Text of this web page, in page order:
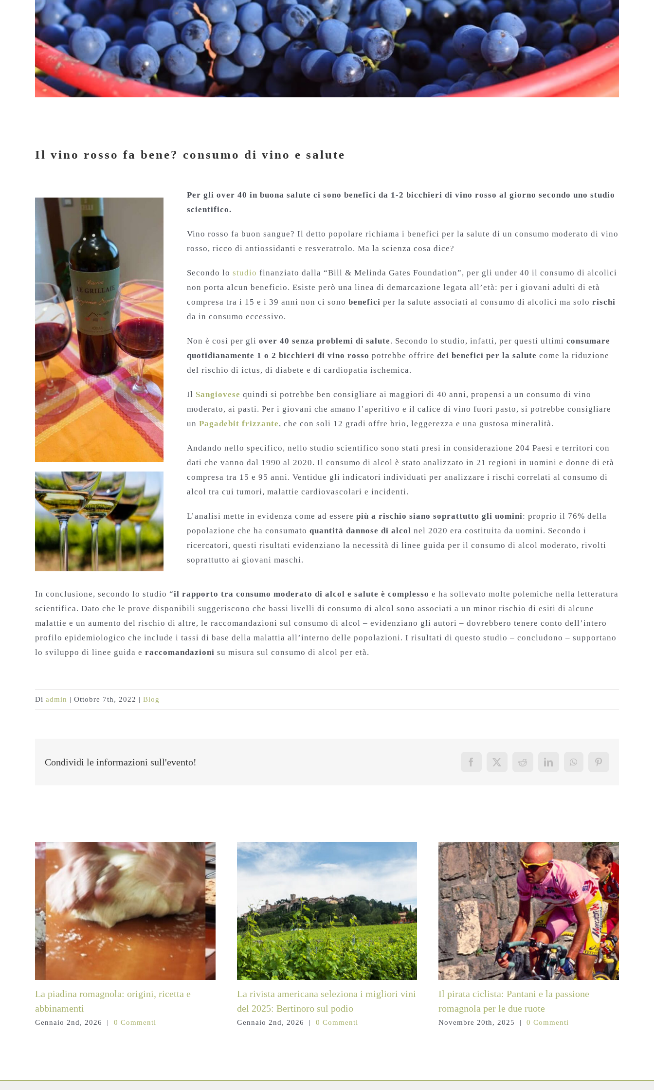
Il vino rosso fa bene? consumo di vino e salute
Per gli over 40 in buona salute ci sono benefici da 1-2 bicchieri di vino rosso al giorno secondo uno studio
scientifico.
Vino rosso fa buon sangue? Il detto popolare richiama i benefici per la salute di un consumo moderato di vino
rosso, ricco di antiossidanti e resveratrolo. Ma la scienza cosa dice?
Secondo lo studio finanziato dalla “Bill & Melinda Gates Foundation”, per gli under 40 il consumo di alcolici
non porta alcun beneficio. Esiste però una linea di demarcazione legata all’età: per i giovani adulti di età
compresa tra i 15 e i 39 anni non ci sono benefici per la salute associati al consumo di alcolici ma solo rischi
da in consumo eccessivo.
Non è così per gli over 40 senza problemi di salute. Secondo lo studio, infatti, per questi ultimi consumare
quotidianamente 1 o 2 bicchieri di vino rosso potrebbe offrire dei benefici per la salute come la riduzione
del rischio di ictus, di diabete e di cardiopatia ischemica.
Il Sangiovese quindi si potrebbe ben consigliare ai maggiori di 40 anni, propensi a un consumo di vino
moderato, ai pasti. Per i giovani che amano l’aperitivo e il calice di vino fuori pasto, si potrebbe consigliare
un Pagadebit frizzante, che con soli 12 gradi offre brio, leggerezza e una gustosa mineralità.
Andando nello specifico, nello studio scientifico sono stati presi in considerazione 204 Paesi e territori con
dati che vanno dal 1990 al 2020. Il consumo di alcol è stato analizzato in 21 regioni in uomini e donne di età
compresa tra 15 e 95 anni. Ventidue gli indicatori individuati per analizzare i rischi correlati al consumo di
alcol tra cui tumori, malattie cardiovascolari e incidenti.
L’analisi mette in evidenza come ad essere più a rischio siano soprattutto gli uomini: proprio il 76% della
popolazione che ha consumato quantità dannose di alcol nel 2020 era costituita da uomini. Secondo i
ricercatori, questi risultati evidenziano la necessità di linee guida per il consumo di alcol moderato, rivolti
soprattutto ai giovani maschi.
In conclusione, secondo lo studio “il rapporto tra consumo moderato di alcol e salute è complesso e ha sollevato molte polemiche nella letteratura
scientifica. Dato che le prove disponibili suggeriscono che bassi livelli di consumo di alcol sono associati a un minor rischio di esiti di alcune
malattie e un aumento del rischio di altre, le raccomandazioni sul consumo di alcol – evidenziano gli autori – dovrebbero tenere conto dell’intero
profilo epidemiologico che include i tassi di base della malattia all’interno delle popolazioni. I risultati di questo studio – concludono – supportano
lo sviluppo di linee guida e raccomandazioni su misura sul consumo di alcol per età.
Di admin | Ottobre 7th, 2022 | Blog
Condividi le informazioni sull'evento! Facebook
X RedditLinkedInWhatsAppPinterest
La piadina romagnola: origini, ricetta e
abbinamenti
Gennaio 2nd, 2026 | 0 Commenti
La rivista americana seleziona i migliori vini
del 2025: Bertinoro sul podio
Gennaio 2nd, 2026 | 0 Commenti
Il pirata ciclista: Pantani e la passione
romagnola per le due ruote
Novembre 20th, 2025 | 0 Commenti